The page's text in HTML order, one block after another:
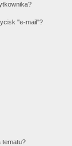
"e-mail"?
tematu?